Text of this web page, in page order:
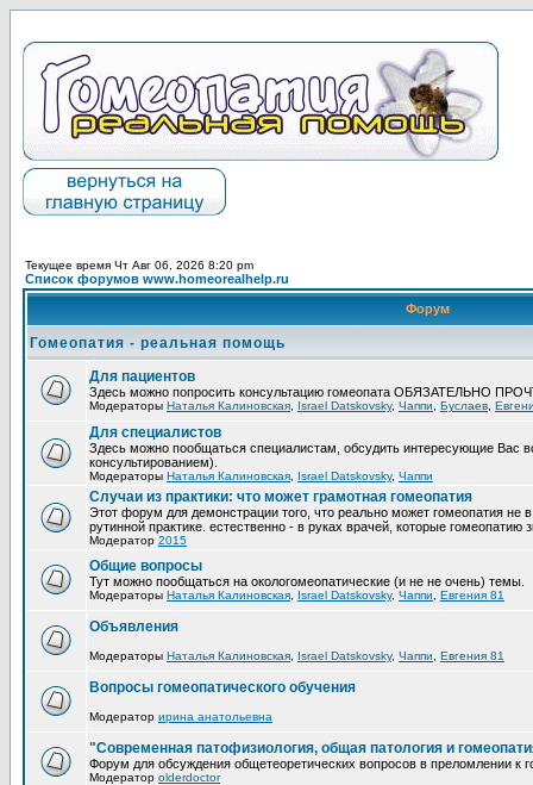
Текущее время Чт Авг 06, 2026 8:20 pm
Список форумов www.homeorealhelp.ru
Форум
Гомеопатия - реальная помощь
Для пациентов
Здесь можно попросить консультацию гомеопата ОБЯЗАТЕЛЬНО
Модераторы Наталья Калиновская Israel Datskovsky, Чаппи Буслаев
Для специалистов
Здесь можно пообщаться специалистам, обсудить интересующие Вас
консультированием).
Модераторы Наталья Калиновская Israel Datskovsky, Чаппи
Случаи из практики: что может грамотная гомеопатия
Этот форум для демонстрации того, что реально может гомеопатия не
рутинной практике. естественно - в руках врачей, которые гомеопатию
Модератор 2015
Общие вопросы
Тут можно пообщаться на окологомеопатические (и не не очень) темы.
Модераторы Наталья Калиновская Israel Datskovsky, Чаппи Евгения 81
Объявления
Модераторы Наталья Калиновская Israel Datskovsky, Чаппи Евгения 81
Вопросы гомеопатического обучения
Модератор ирина анатольевна
"Современная патофизиология, общая патология и
Форум для обсуждения общетеоретических вопросов в преломлении к
Модератор olderdoctor